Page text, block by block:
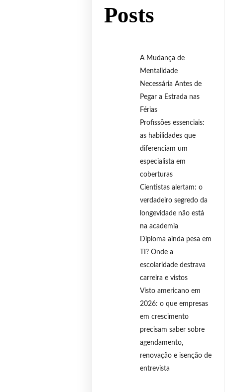
Posts
A Mudança de
Mentalidade
Necessária Antes de
Pegar a Estrada nas
Férias
Profissões essenciais:
as habilidades que
diferenciam um
especialista em
coberturas
Cientistas alertam: o
verdadeiro segredo da
longevidade não está
na academia
Diploma ainda pesa em
TI? Onde a
escolaridade destrava
carreira e vistos
Visto americano em
2026: o que empresas
em crescimento
precisam saber sobre
agendamento,
renovação e isenção de
entrevista